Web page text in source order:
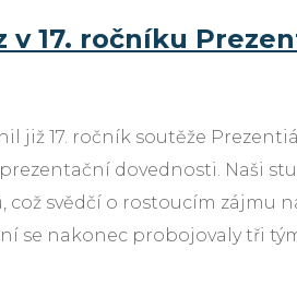
v 17. ročníku
již 17. ročník soutěže
dovednosti. Naši
což svědčí o rostoucím zájmu
se nakonec probojovaly tři